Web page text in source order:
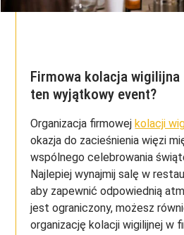
Firmowa kolacja
ten wyjątkowy event?
Organizacja firmowejkolacji
okazja do zacieśnienia więzi
wspólnego celebrowania
Najlepiej wynajmij salę w
aby zapewnić odpowiednią
jest ograniczony, możesz
organizację kolacji wigilijnej w